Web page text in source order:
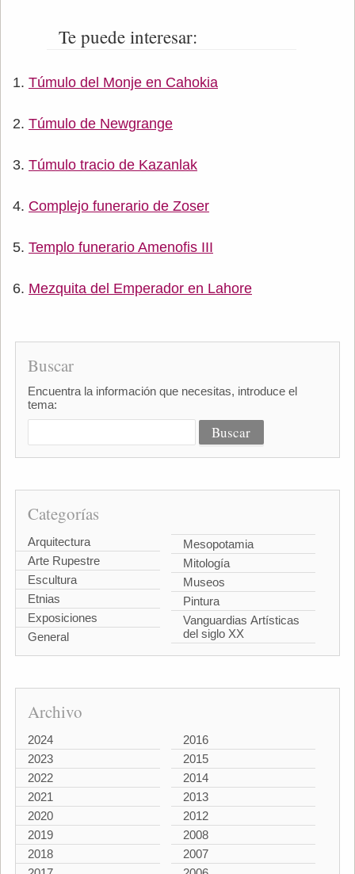
Te puede interesar:
Túmulo del Monje en Cahokia
Túmulo de Newgrange
Túmulo tracio de Kazanlak
Complejo funerario de Zoser
Templo funerario Amenofis III
Mezquita del Emperador en Lahore
Buscar
Encuentra la información que necesitas, introduce el
tema:
Categorías
Arquitectura
Arte Rupestre
Escultura
Etnias
Exposiciones
General
Mesopotamia
Mitología
Museos
Pintura
Vanguardias Artísticas
del siglo XX
Archivo
2024
2023
2022
2021
2020
2019
2018
2016
2015
2014
2013
2012
2008
2007